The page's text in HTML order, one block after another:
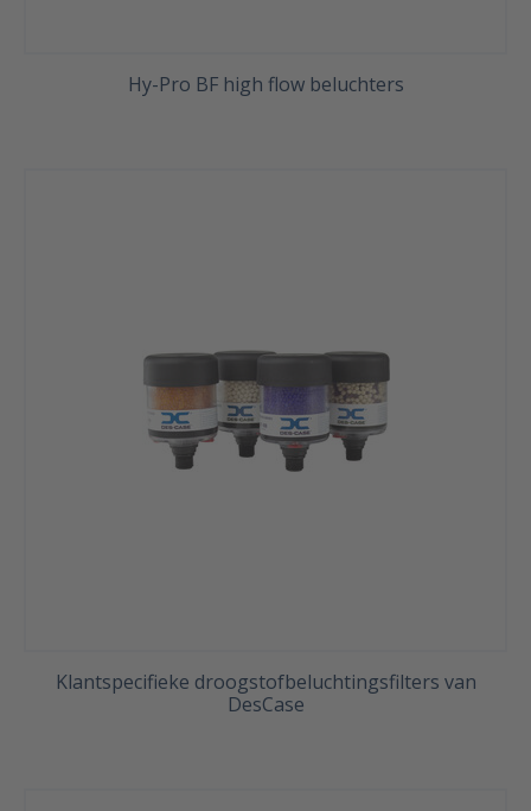
Hy-Pro BF high flow beluchters
Klantspecifieke droogstofbeluchtingsfilters van
DesCase